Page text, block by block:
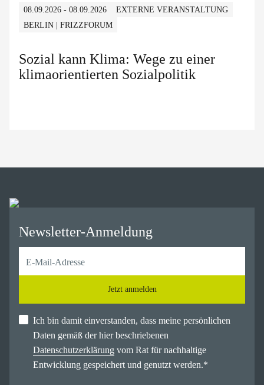
08.09.2026 - 08.09.2026
EXTERNE VERANSTALTUNG
BERLIN | FRIZZFORUM
Sozial kann Klima: Wege zu einer
klimaorientierten Sozialpolitik
Newsletter-Anmeldung
Jetzt anmelden
Ich bin damit einverstanden, dass meine persönlichen
Daten gemäß der hier beschriebenen
Datenschutzerklärung vom Rat für nachhaltige
Entwicklung gespeichert und genutzt werden.*